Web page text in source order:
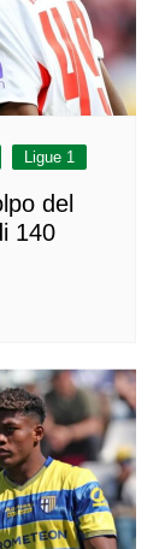
Ligue 1
del
140